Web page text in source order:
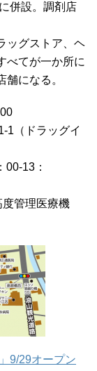
併設。調剤店
ッグストア、ヘ
べてが一か所に
になる。
（ドラッグイ
13：
管理医療機
9/29オープン